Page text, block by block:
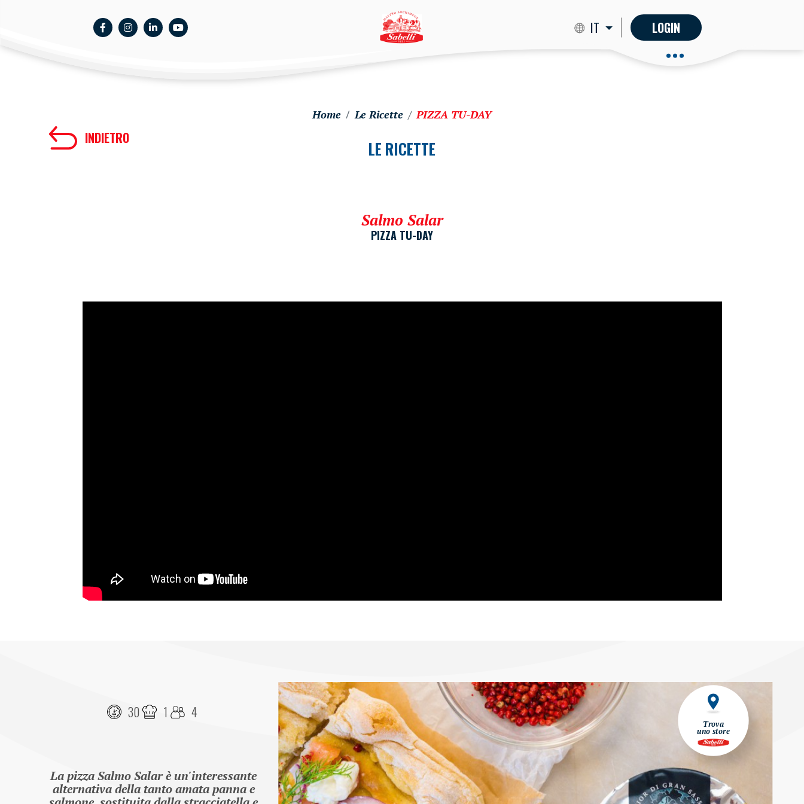
IT LOGIN
Trova
uno store
Home Le Ricette PIZZA TU-DAY
INDIETRO LE RICETTE
Salmo Salar
PIZZA TU-DAY
30 1 4
La pizza Salmo Salar è un'interessante
alternativa della tanto amata panna e